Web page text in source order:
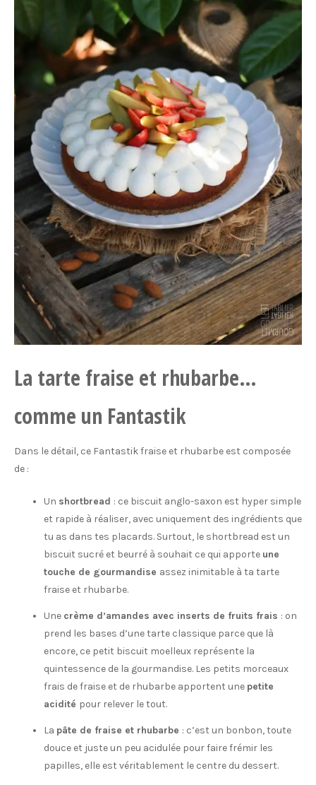
La tarte fraise et rhubarbe…
comme un Fantastik
Dans le détail, ce Fantastik fraise et rhubarbe est composée
de :
Un shortbread : ce biscuit anglo-saxon est hyper simple
et rapide à réaliser, avec uniquement des ingrédients que
tu as dans tes placards. Surtout, le shortbread est un
biscuit sucré et beurré à souhait ce qui apporte une
touche de gourmandise assez inimitable à ta tarte
fraise et rhubarbe.
Une crème d’amandes avec inserts de fruits frais : on
prend les bases d’une tarte classique parce que là
encore, ce petit biscuit moelleux représente la
quintessence de la gourmandise. Les petits morceaux
frais de fraise et de rhubarbe apportent une petite
acidité pour relever le tout.
La pâte de fraise et rhubarbe : c’est un bonbon, toute
douce et juste un peu acidulée pour faire frémir les
papilles, elle est véritablement le centre du dessert.